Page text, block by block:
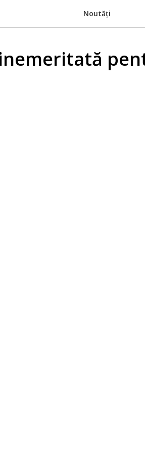
Noutăți